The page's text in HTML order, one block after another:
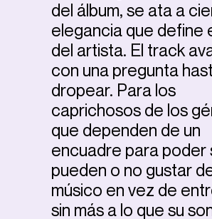
del álbum, se ata a
elegancia que define
del artista. El track
con una pregunta
dropear. Para los
caprichosos de los
que dependen de un
encuadre para poder
pueden o no gustar
músico en vez de
sin más a lo que su